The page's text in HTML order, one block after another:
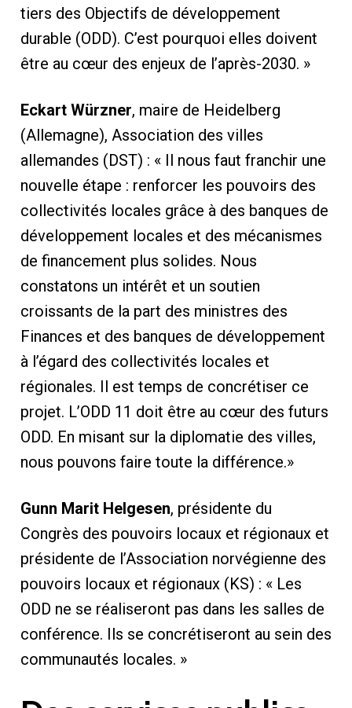
tiers des Objectifs de développement
durable (ODD). C’est pourquoi elles doivent
être au cœur des enjeux de l’après-2030. »
Eckart Würzner, maire de Heidelberg
(Allemagne), Association des villes
allemandes (DST) : « Il nous faut franchir une
nouvelle étape : renforcer les pouvoirs des
collectivités locales grâce à des banques de
développement locales et des mécanismes
de financement plus solides. Nous
constatons un intérêt et un soutien
croissants de la part des ministres des
Finances et des banques de développement
à l’égard des collectivités locales et
régionales. Il est temps de concrétiser ce
projet. L’ODD 11 doit être au cœur des futurs
ODD. En misant sur la diplomatie des villes,
nous pouvons faire toute la différence.»
Gunn Marit Helgesen, présidente du
Congrès des pouvoirs locaux et régionaux et
présidente de l’Association norvégienne des
pouvoirs locaux et régionaux (KS) : « Les
ODD ne se réaliseront pas dans les salles de
conférence. Ils se concrétiseront au sein des
communautés locales. »